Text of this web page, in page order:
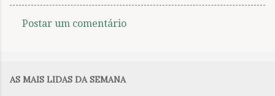
Postar um comentário
AS MAIS LIDAS DA SEMANA